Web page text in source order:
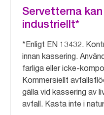
Servetterna
industriellt*
*Enligt EN 13432.
innan kassering.
farliga eller icke-
Kommersiellt
gälla vid kassering av
avfall. Kasta inte i